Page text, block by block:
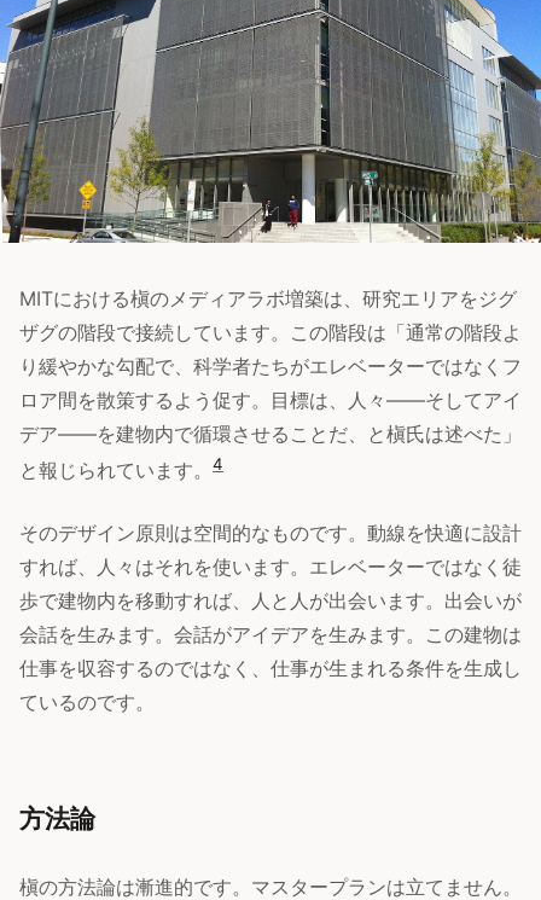
MITにおける槇のメディアラボ増築は、研究エリアをジグ
ザグの階段で接続しています。この階段は「通常の階段よ
り緩やかな勾配で、科学者たちがエレベーターではなくフ
ロア間を散策するよう促す。目標は、人々——そしてアイ
デア——を建物内で循環させることだ、と槇氏は述べた」
と報じられています。
4
そのデザイン原則は空間的なものです。動線を快適に設計
すれば、人々はそれを使います。エレベーターではなく徒
歩で建物内を移動すれば、人と人が出会います。出会いが
会話を生みます。会話がアイデアを生みます。この建物は
仕事を収容するのではなく、仕事が生まれる条件を生成し
ているのです。
方法論
槇の方法論は漸進的です。マスタープランは立てません。